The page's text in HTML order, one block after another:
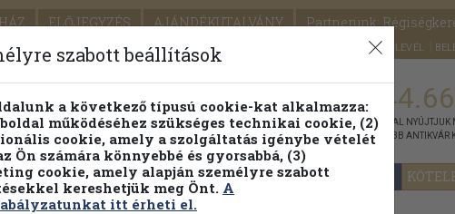
ELŐJEGYZÉS AJÁNDÉKUTALVÁNY Partnerünk:
SEGÍTSÉG HÍRLEVÉL
ÁRAINK FENNTARTHATÓ OLVASMÁNYOK
Részletes kereső Témaköri fa
KIADVÁNNYAL NYÚJTJUK
LEGNAGYOBB ANTIKVÁR
szabott beállítások
a következő típusú cookie-kat alkalmazza:
működéséhez szükséges technikai cookie, (2)
cookie, amely a szolgáltatás igénybe vételét
Ön számára könnyebbé és gyorsabbá, (3)
cookie, amely alapján személyre szabott
kereshetjük meg Önt. A
itt érheti el.